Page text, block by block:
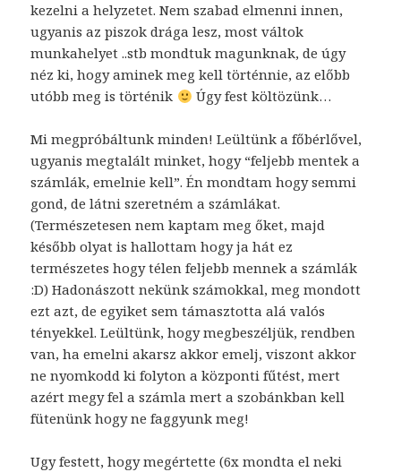
kezelni a helyzetet. Nem szabad elmenni innen,
ugyanis az piszok drága lesz, most váltok
munkahelyet ..stb mondtuk magunknak, de úgy
néz ki, hogy aminek meg kell történnie, az előbb
utóbb meg is történik
Úgy fest költözünk…
Mi megpróbáltunk minden! Leültünk a főbérlővel,
ugyanis megtalált minket, hogy “feljebb mentek a
számlák, emelnie kell”. Én mondtam hogy semmi
gond, de látni szeretném a számlákat.
(Természetesen nem kaptam meg őket, majd
később olyat is hallottam hogy ja hát ez
természetes hogy télen feljebb mennek a számlák
:D) Hadonászott nekünk számokkal, meg mondott
ezt azt, de egyiket sem támasztotta alá valós
tényekkel. Leültünk, hogy megbeszéljük, rendben
van, ha emelni akarsz akkor emelj, viszont akkor
ne nyomkodd ki folyton a központi fűtést, mert
azért megy fel a számla mert a szobánkban kell
fütenünk hogy ne faggyunk meg!
Ugy festett, hogy megértette (6x mondta el neki